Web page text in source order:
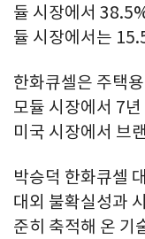
듈 시장에서
듈 시장에서는
한화큐셀은 주택
모듈 시장에서 7
미국 시장에서 브
박승덕 한화큐셀
대외 불확실성과
준히 축적해 온 기